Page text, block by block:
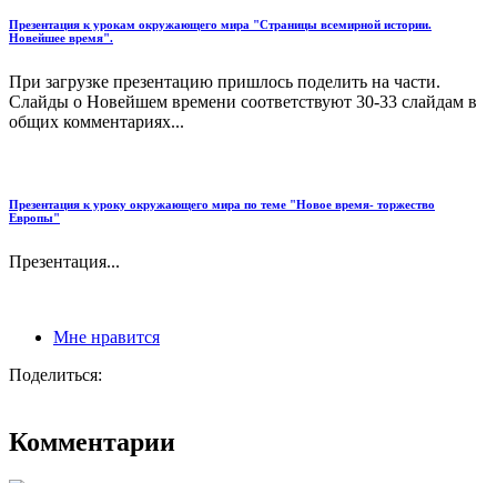
Презентация к урокам окружающего мира "Страницы всемирной истории.
Новейшее время".
При загрузке презентацию пришлось поделить на части.
Слайды о Новейшем времени соответствуют 30-33 слайдам в
общих комментариях...
Презентация к уроку окружающего мира по теме "Новое время- торжество
Европы"
Презентация...
Мне нравится
Поделиться:
Комментарии